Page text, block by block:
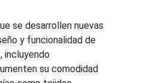
se desarrollen nuevas
y funcionalidad de
incluyendo
su comodidad